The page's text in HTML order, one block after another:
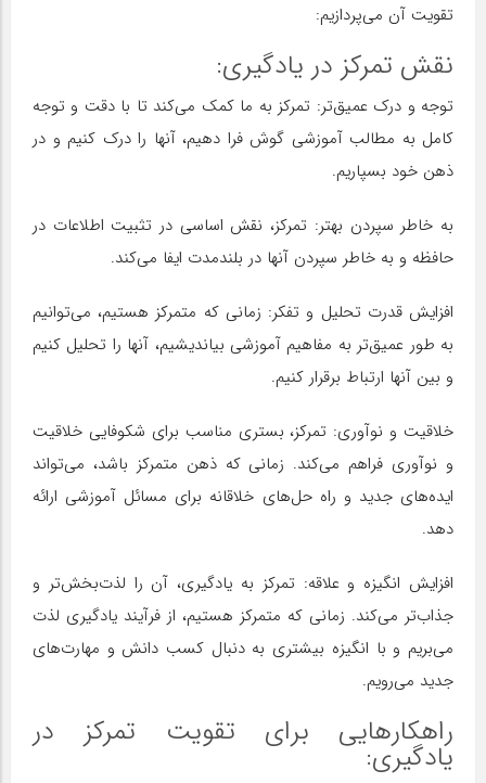
تقویت آن می‌پردازیم:
نقش تمرکز در یادگیری:
توجه و درک عمیق‌تر: تمرکز به ما کمک می‌کند تا با دقت و توجه
کامل به مطالب آموزشی گوش فرا دهیم، آنها را درک کنیم و در
ذهن خود بسپاریم.
به خاطر سپردن بهتر: تمرکز، نقش اساسی در تثبیت اطلاعات در
حافظه و به خاطر سپردن آنها در بلندمدت ایفا می‌کند.
افزایش قدرت تحلیل و تفکر: زمانی که متمرکز هستیم، می‌توانیم
به طور عمیق‌تر به مفاهیم آموزشی بیاندیشیم، آنها را تحلیل کنیم
و بین آنها ارتباط برقرار کنیم.
خلاقیت و نوآوری: تمرکز، بستری مناسب برای شکوفایی خلاقیت
و نوآوری فراهم می‌کند. زمانی که ذهن متمرکز باشد، می‌تواند
ایده‌های جدید و راه حل‌های خلاقانه برای مسائل آموزشی ارائه
دهد.
افزایش انگیزه و علاقه: تمرکز به یادگیری، آن را لذت‌بخش‌تر و
جذاب‌تر می‌کند. زمانی که متمرکز هستیم، از فرآیند یادگیری لذت
می‌بریم و با انگیزه بیشتری به دنبال کسب دانش و مهارت‌های
جدید می‌رویم.
راهکارهایی برای تقویت تمرکز در
یادگیری: